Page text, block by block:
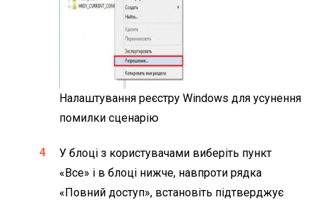
Налаштування реєстру Windows для усунення
помилки сценарію
У блоці з користувачами виберіть пункт
«Все» і в блоці нижче, навпроти рядка
«Повний доступ», встановіть підтверджує